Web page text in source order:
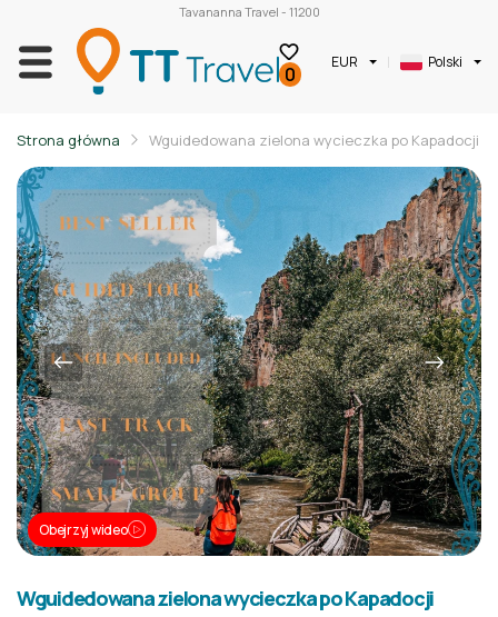
Tavananna Travel - 11200
0 EUR Polski
Strona główna Wguidedowana zielona wycieczka po Kapadocji
Obejrzyj wideo
Wguidedowana zielona wycieczka po Kapadocji